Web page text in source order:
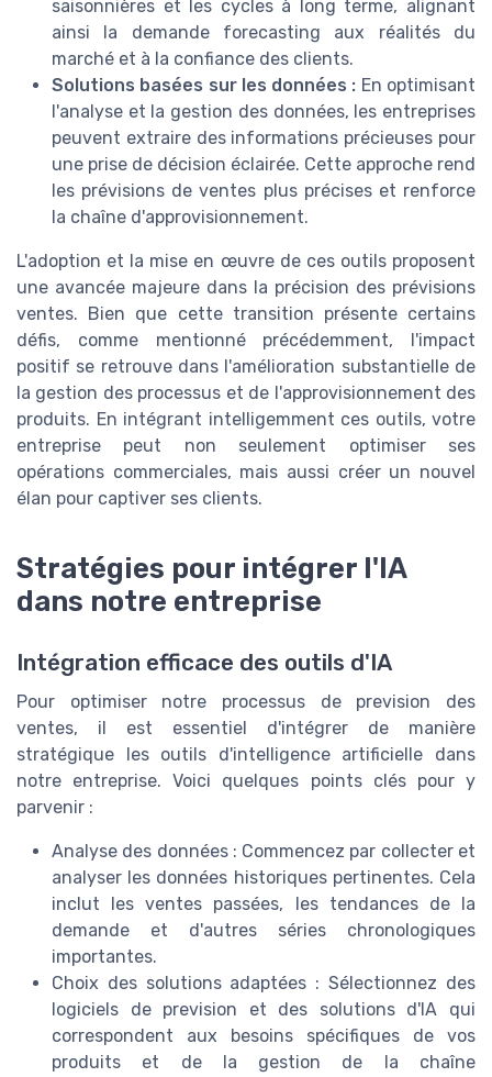
saisonnières et les cycles à long terme, alignant
ainsi la demande forecasting aux réalités du
marché et à la confiance des clients.
Solutions basées sur les données : En optimisant
l'analyse et la gestion des données, les entreprises
peuvent extraire des informations précieuses pour
une prise de décision éclairée. Cette approche rend
les prévisions de ventes plus précises et renforce
la chaîne d'approvisionnement.
L'adoption et la mise en œuvre de ces outils proposent
une avancée majeure dans la précision des prévisions
ventes. Bien que cette transition présente certains
défis, comme mentionné précédemment, l'impact
positif se retrouve dans l'amélioration substantielle de
la gestion des processus et de l'approvisionnement des
produits. En intégrant intelligemment ces outils, votre
entreprise peut non seulement optimiser ses
opérations commerciales, mais aussi créer un nouvel
élan pour captiver ses clients.
Stratégies pour intégrer l'IA
dans notre entreprise
Intégration efficace des outils d'IA
Pour optimiser notre processus de prevision des
ventes, il est essentiel d'intégrer de manière
stratégique les outils d'intelligence artificielle dans
notre entreprise. Voici quelques points clés pour y
parvenir :
Analyse des données : Commencez par collecter et
analyser les données historiques pertinentes. Cela
inclut les ventes passées, les tendances de la
demande et d'autres séries chronologiques
importantes.
Choix des solutions adaptées : Sélectionnez des
logiciels de prevision et des solutions d'IA qui
correspondent aux besoins spécifiques de vos
produits et de la gestion de la chaîne
TOP 10 des
solutions IA pour
générer des leads de
qualité
CSO at WORK ! — 2026
Téléchargez gratuitement le livre
blanc
➔ Télécharger
*En remplissant ce formulaire, j’accepte d’être
contacté(e) à des fins commerciales par CSO at WORK ! et
ses partenaires.